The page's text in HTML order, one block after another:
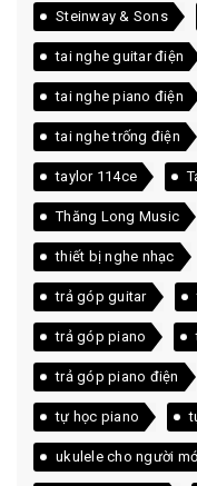
Steinway & Sons
tai nghe guitar điện
tai nghe piano điện
tai nghe trống điện
taylor 114ce
Thăng Long Music
thiết bị nghe nhạc
trả góp guitar
trả góp piano
trả góp piano điện
tự học piano
ukulele cho người